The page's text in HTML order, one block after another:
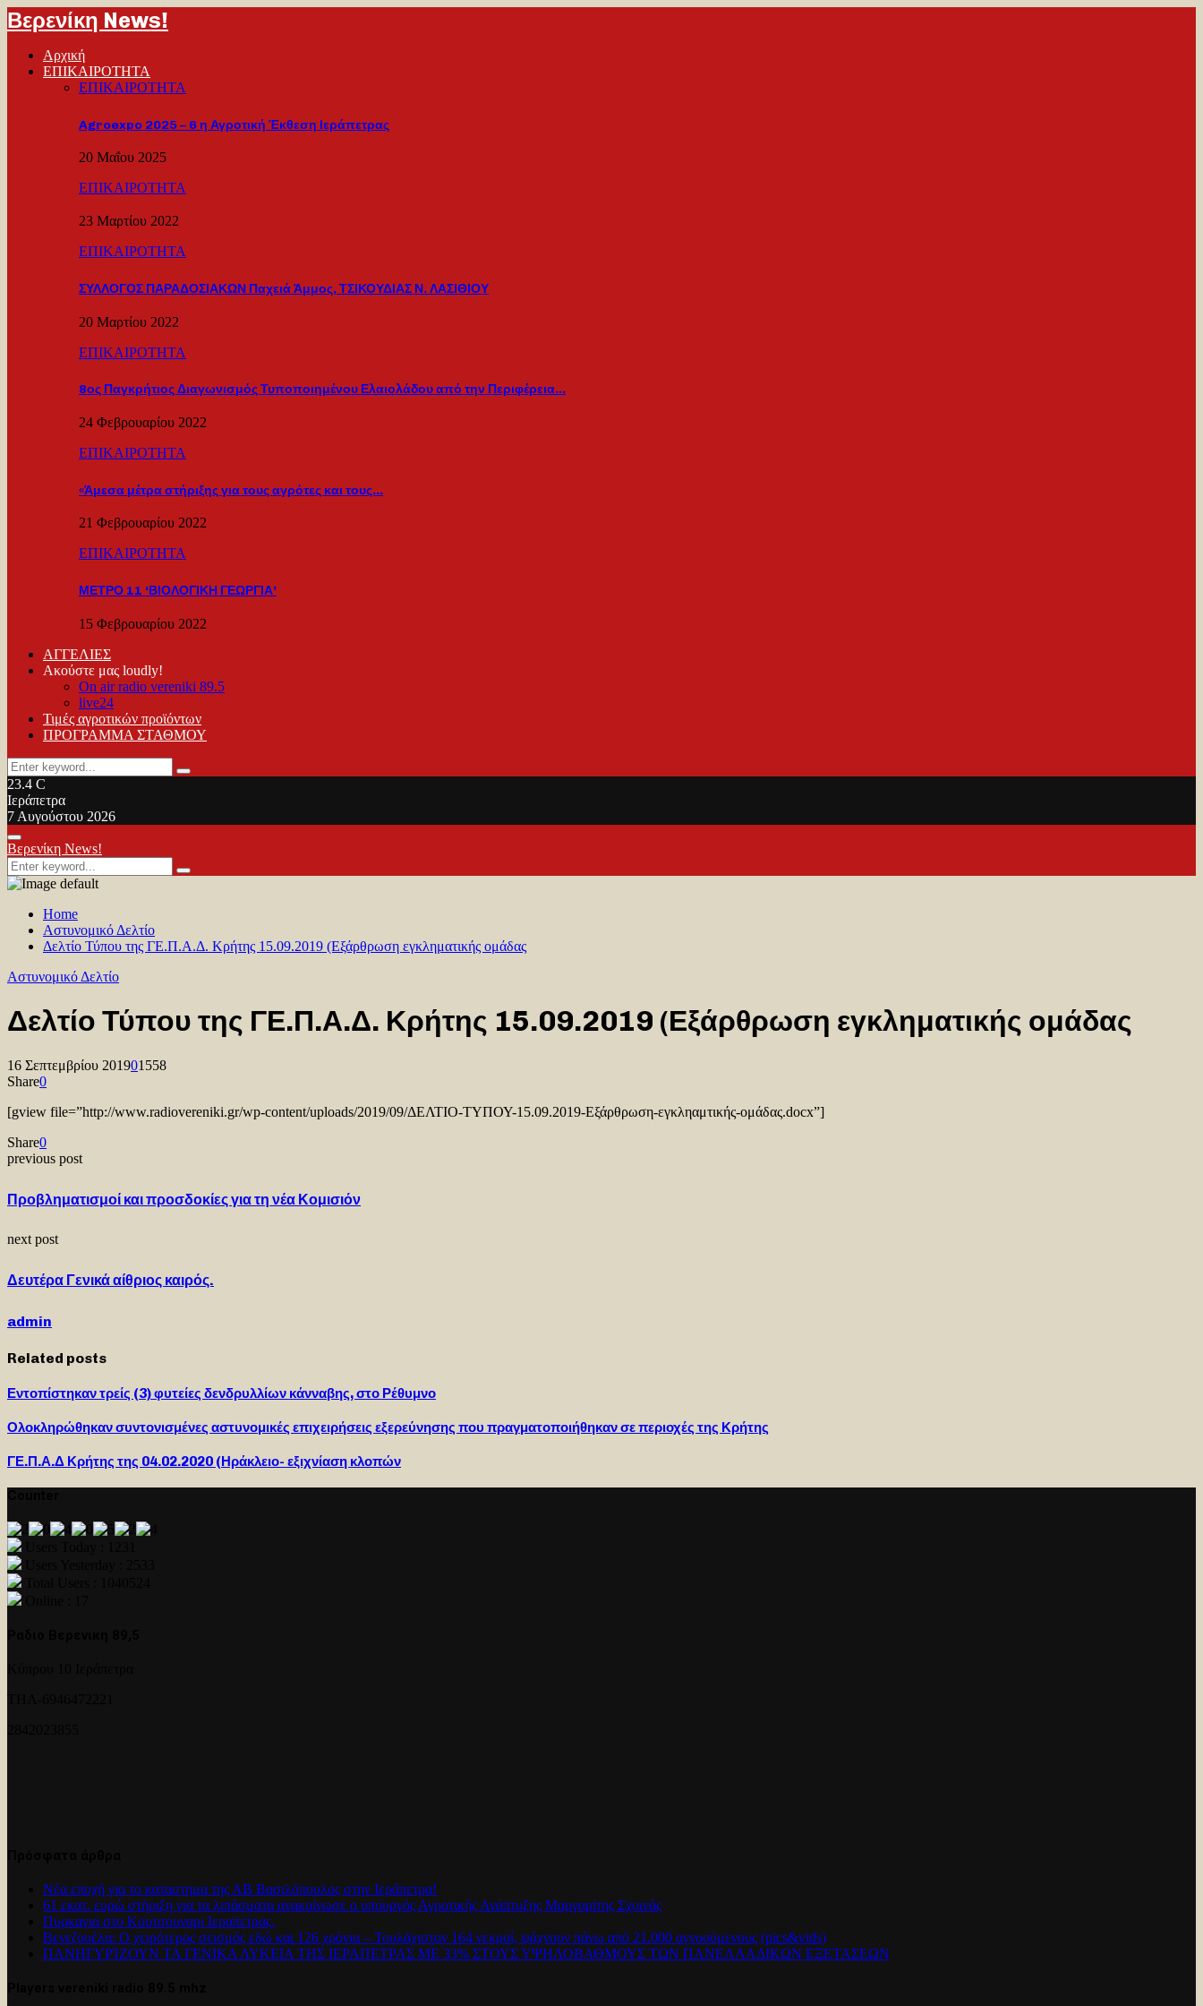
Βερενίκη News!
Αρχική
ΕΠΙΚΑΙΡΟΤΗΤΑ
ΕΠΙΚΑΙΡΟΤΗΤΑ
Agroexpo 2025 – 6 η Αγροτική Έκθεση Ιεράπετρας
20 Μαΐου 2025
ΕΠΙΚΑΙΡΟΤΗΤΑ
23 Μαρτίου 2022
ΕΠΙΚΑΙΡΟΤΗΤΑ
ΣΥΛΛΟΓΟΣ ΠΑΡΑΔΟΣΙΑΚΩΝ Παχειά Άμμος, ΤΣΙΚΟΥΔΙΑΣ Ν. ΛΑΣΙΘΙΟΥ
20 Μαρτίου 2022
ΕΠΙΚΑΙΡΟΤΗΤΑ
8ος Παγκρήτιος Διαγωνισμός Τυποποιημένου Ελαιολάδου από την Περιφέρεια…
24 Φεβρουαρίου 2022
ΕΠΙΚΑΙΡΟΤΗΤΑ
«Άμεσα μέτρα στήριξης για τους αγρότες και τους…
21 Φεβρουαρίου 2022
ΕΠΙΚΑΙΡΟΤΗΤΑ
ΜΕΤΡΟ 11 ‘ΒΙΟΛΟΓΙΚΗ ΓΕΩΡΓΙΑ’
15 Φεβρουαρίου 2022
ΑΓΓΕΛΙΕΣ
Ακούστε μας loudly!
On air radio vereniki 89.5
live24
Τιμές αγροτικών προϊόντων
ΠΡΟΓΡΑΜΜΑ ΣΤΑΘΜΟΥ
Search
for:
Search
23.4 C
Ιεράπετρα
7 Αυγούστου 2026
Facebook
Twitter
Youtube
Primary
Menu
Βερενίκη News!
Search
for:
Search
Home
Αστυνομικό Δελτίο
Δελτίο Τύπου της ΓΕ.Π.Α.Δ. Κρήτης 15.09.2019 (Εξάρθρωση εγκληματικής ομάδας
Αστυνομικό Δελτίο
Δελτίο Τύπου της ΓΕ.Π.Α.Δ. Κρήτης 15.09.2019 (Εξάρθρωση εγκληματικής ομάδας
16 Σεπτεμβρίου 201901558
Share0
[gview file=”http://www.radiovereniki.gr/wp-content/uploads/2019/09/ΔΕΛΤΙΟ-ΤΥΠΟΥ-15.09.2019-Εξάρθρωση-εγκληαμτικής-ομάδας.docx”]
Share0
previous post
Προβληματισμοί και προσδοκίες για τη νέα Κομισιόν
next post
Δευτέρα Γενικά αίθριος καιρός.
admin
Related posts
Εντοπίστηκαν τρείς (3) φυτείες δενδρυλλίων κάνναβης, στο Ρέθυμνο
Ολοκληρώθηκαν συντονισμένες αστυνομικές επιχειρήσεις εξερεύνησης που πραγματοποιήθηκαν σε περιοχές της Κρήτης
ΓΕ.Π.Α.Δ Κρήτης της 04.02.2020 (Ηράκλειο- εξιχνίαση κλοπών
Νέα εποχή για το καταστημα της ΑΒ Βασιλόπουλος στην Ιεράπετρα!
61 εκατ. ευρώ στήριξη για τα λιπάσματα ανακοίνωσε ο υπουργός Αγροτικής Ανάπτυξης Μαργαρίτης Σχοινάς
Πυρκαγια στο Κουτσουναρι Ιεραπετρας.
Βενεζουέλα: Ο χειρότερος σεισμός εδώ και 126 χρόνια – Τουλάχιστον 164 νεκροί, ψάχνουν πάνω από 21.000 αγνοούμενους (pics&vids)
ΠΑΝΗΓΥΡΊΖΟΥΝ ΤΑ ΓΕΝΙΚΑ ΛΥΚΕΙΑ ΤΗΣ ΙΕΡΑΠΕΤΡΑΣ ΜΕ 33% ΣΤΟΥΣ ΥΨΗΛΟΒΑΘΜΟΥΣ ΤΩΝ ΠΑΝΕΛΛΑΔΙΚΩΝ ΕΞΕΤΑΣΕΩΝ